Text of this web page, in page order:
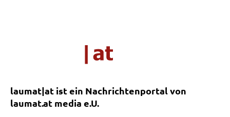
laumat|at ist ein Nachrichtenportal von
laumat.at media e.U.